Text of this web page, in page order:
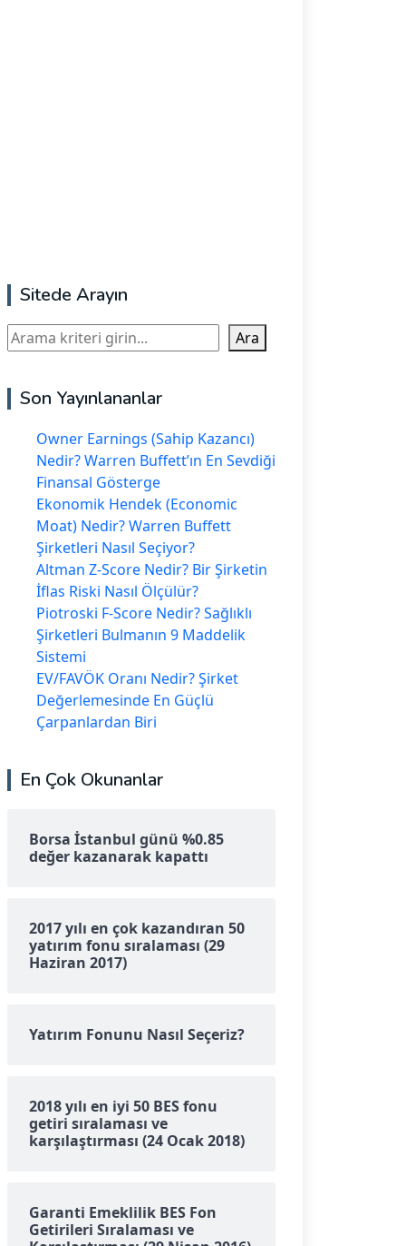
Sitede Arayın
Ara Ara
Son Yayınlananlar
Owner Earnings (Sahip Kazancı)
Nedir? Warren Buffett’ın En Sevdiği
Finansal Gösterge
Ekonomik Hendek (Economic
Moat) Nedir? Warren Buffett
Şirketleri Nasıl Seçiyor?
Altman Z-Score Nedir? Bir Şirketin
İflas Riski Nasıl Ölçülür?
Piotroski F-Score Nedir? Sağlıklı
Şirketleri Bulmanın 9 Maddelik
Sistemi
EV/FAVÖK Oranı Nedir? Şirket
Değerlemesinde En Güçlü
Çarpanlardan Biri
En Çok Okunanlar
Borsa İstanbul günü %0.85
değer kazanarak kapattı
2017 yılı en çok kazandıran 50
yatırım fonu sıralaması (29
Haziran 2017)
Yatırım Fonunu Nasıl Seçeriz?
2018 yılı en iyi 50 BES fonu
getiri sıralaması ve
karşılaştırması (24 Ocak 2018)
Garanti Emeklilik BES Fon
Getirileri Sıralaması ve